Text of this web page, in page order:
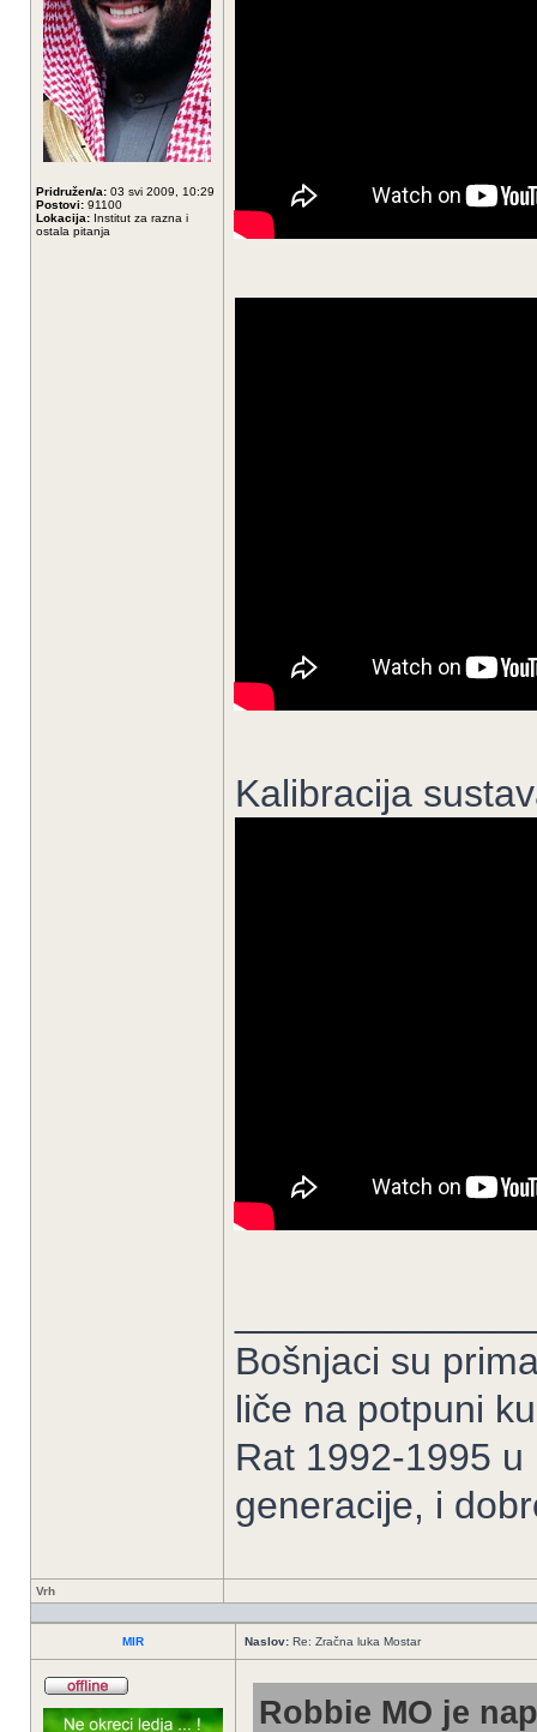
Pridružen/a: 03 svi 2009, 10:29
Postovi: 91100
Lokacija: Institut za razna i
ostala pitanja
Kalibracija
Bošnjaci su
liče na potpuni
Rat 1992-1995
generacije, i
Vrh
MIR Naslov: Re: Zračna luka Mostar
Robbie MO je